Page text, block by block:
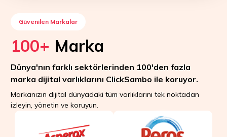
Güvenilen Markalar
100+ Marka
Dünya'nın farklı sektörlerinden 100'den fazla
marka dijital varlıklarını ClickSambo ile koruyor.
Markanızın dijital dünyadaki tüm varlıklarını tek noktadan
izleyin, yönetin ve koruyun.